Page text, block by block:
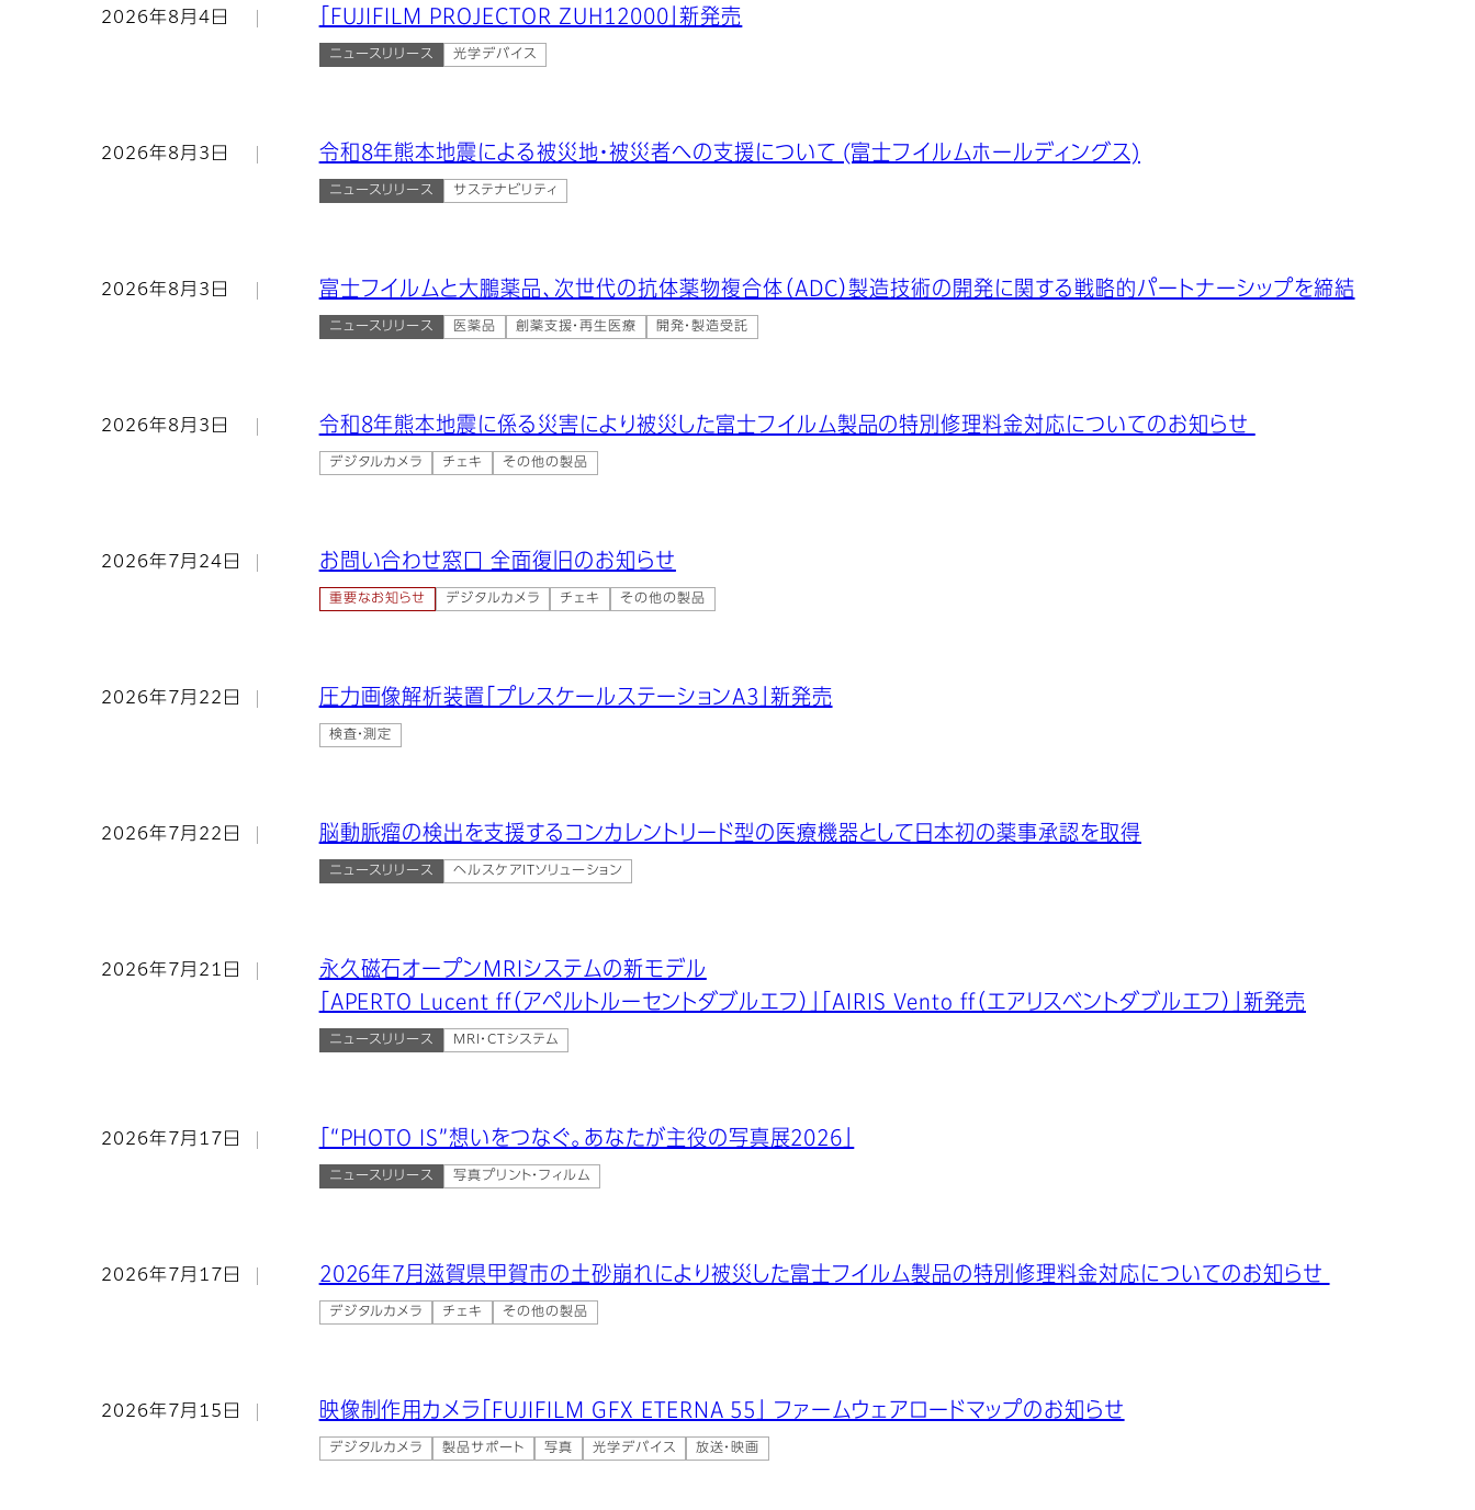
2026年8月4日 「FUJIFILM PROJECTOR ZUH12000」新発売
ニュースリリース 光学デバイス
2026年8月3日 令和8年熊本地震による被災地・被災者への支援について (富士フイルムホールディングス)
ニュースリリース サステナビリティ
2026年8月3日 富士フイルムと大鵬薬品、次世代の抗体薬物複合体（ADC）製造技術の開発に関する戦略的パートナーシップを締結
ニュースリリース 医薬品 創薬支援・再生医療 開発・製造受託
2026年8月3日 令和8年熊本地震に係る災害により被災した富士フイルム製品の特別修理料金対応についてのお知らせ
デジタルカメラ チェキ その他の製品
2026年7月24日 お問い合わせ窓口 全面復旧のお知らせ
重要なお知らせ デジタルカメラ チェキ その他の製品
2026年7月22日 圧力画像解析装置「プレスケールステーションA3」新発売
検査・測定
2026年7月22日 脳動脈瘤の検出を支援するコンカレントリード型の医療機器として日本初の薬事承認を取得
ニュースリリース ヘルスケアITソリューション
2026年7月21日
永久磁石オープンMRIシステムの新モデル
「APERTO Lucent ff（アペルトルーセントダブルエフ）」「AIRIS Vento ff（エアリスベントダブルエフ）」新発売
ニュースリリース MRI・CTシステム
2026年7月17日 「“PHOTO IS”想いをつなぐ。あなたが主役の写真展2026」
ニュースリリース 写真プリント・フィルム
2026年7月17日 2026年7月滋賀県甲賀市の土砂崩れにより被災した富士フイルム製品の特別修理料金対応についてのお知らせ
デジタルカメラ チェキ その他の製品
2026年7月15日 映像制作用カメラ「FUJIFILM GFX ETERNA 55」 ファームウェアロードマップのお知らせ
デジタルカメラ 製品サポート 写真 光学デバイス 放送・映画